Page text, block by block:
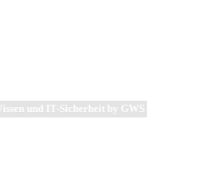
und IT-Sicherheit by GWS